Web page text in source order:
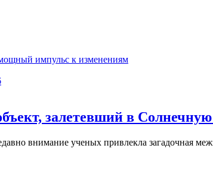
мощный импульс к изменениям
залетевший в Солнечную
внимание ученых привлекла загадочная